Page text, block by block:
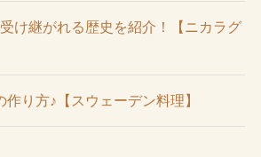
け継がれる歴史を紹介！【ニカラグ
り方♪【スウェーデン料理】